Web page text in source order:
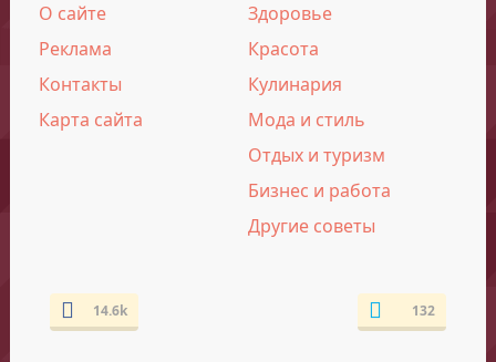
О сайте
Реклама
Контакты
Карта сайта
Здоровье
Красота
Кулинария
Мода и стиль
Отдых и туризм
Бизнес и работа
Другие советы
14.6k 132